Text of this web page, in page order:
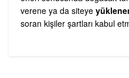
verene ya da siteye
soran kişiler şartları kabul